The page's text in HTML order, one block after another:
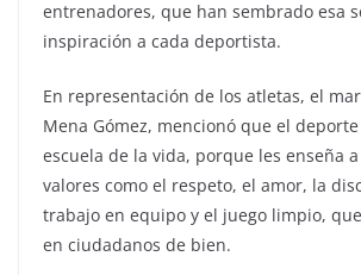
entrenadores, que han sembrado esa
inspiración a cada deportista.
En representación de los atletas, el
Mena Gómez, mencionó que el
escuela de la vida, porque les enseña
valores como el respeto, el amor, la
trabajo en equipo y el juego limpio,
en ciudadanos de bien.